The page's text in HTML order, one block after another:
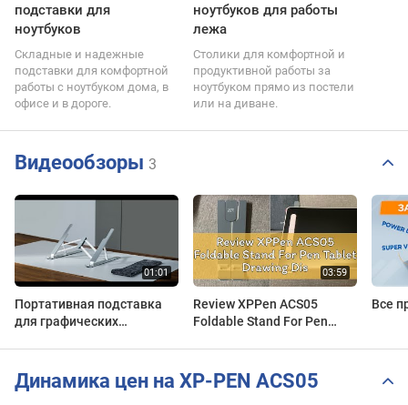
подставки для
ноутбуков
Складные и надежные
подставки для комфортной
работы с ноутбуком дома, в
офисе и в дороге.
ноутбуков для работы
лежа
Столики для комфортной и
продуктивной работы за
ноутбуком прямо из постели
или на диване.
Видеообзоры 3
Портативная подставка
для графических
ACS05
Review XPPen ACS05
Foldable Stand For Pen
Все
Динамика цен на XP-PEN ACS05